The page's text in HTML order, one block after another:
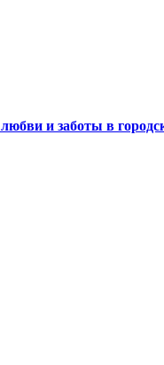
и заботы в